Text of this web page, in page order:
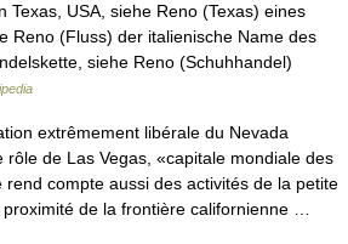
Texas, USA, siehe Reno (Texas) eines
Reno (Fluss) der italienische Name des
siehe Reno (Schuhhandel)
extrêmement libérale du Nevada
rôle de Las Vegas, «capitale mondiale des
rend compte aussi des activités de la petite
de la frontière californienne …